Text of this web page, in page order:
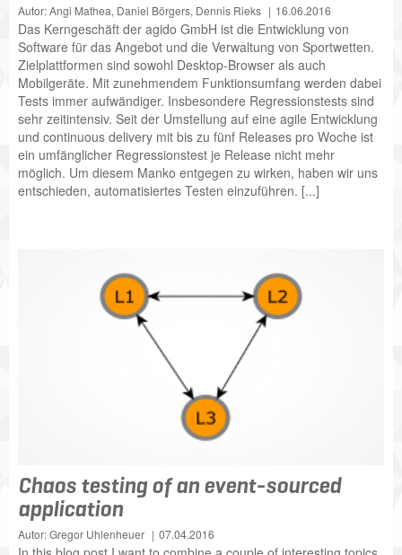
Autor: Angi Mathea, Daniel Börgers, Dennis Rieks 16.06.2016
Das Kerngeschäft der agido GmbH ist die Entwicklung von
Software für das Angebot und die Verwaltung von Sportwetten.
Zielplattformen sind sowohl Desktop-Browser als auch
Mobilgeräte. Mit zunehmendem Funktionsumfang werden dabei
Tests immer aufwändiger. Insbesondere Regressionstests sind
sehr zeitintensiv. Seit der Umstellung auf eine agile Entwicklung
und continuous delivery mit bis zu fünf Releases pro Woche ist
ein umfänglicher Regressionstest je Release nicht mehr
möglich. Um diesem Manko entgegen zu wirken, haben wir uns
entschieden, automatisiertes Testen einzuführen. [...]
Chaos testing of an event-sourced
application
Autor: Gregor Uhlenheuer 07.04.2016